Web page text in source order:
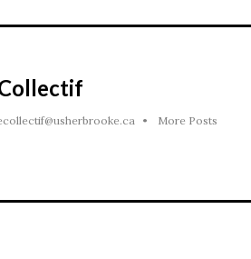
• More Posts